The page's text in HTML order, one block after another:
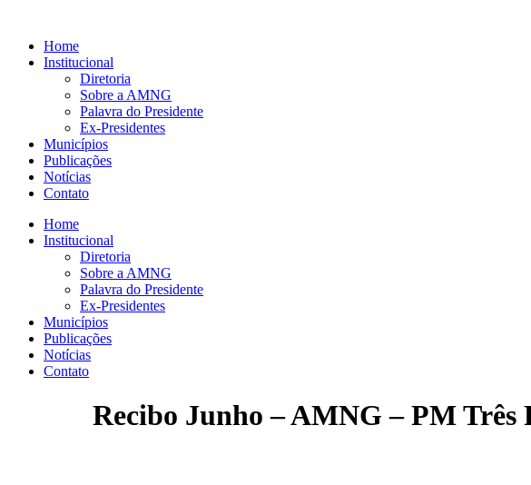
conteúdo
Home
Institucional
Diretoria
Sobre a AMNG
Palavra do Presidente
Ex-Presidentes
Municípios
Publicações
Notícias
Contato
Home
Institucional
Diretoria
Sobre a AMNG
Palavra do Presidente
Ex-Presidentes
Municípios
Publicações
Notícias
Contato
Recibo Junho – AMNG – PM Três